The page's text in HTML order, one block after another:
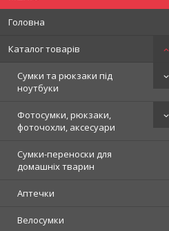
Головна
Каталог товарів
Сумки та рюкзаки під
ноутбуки
Фотосумки, рюкзаки,
фоточохли, аксесуари
Сумки-переноски для
домашніх тварин
Аптечки
Велосумки